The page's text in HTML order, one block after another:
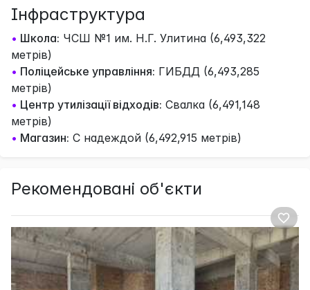
Інфраструктура
• Школа: ЧСШ №1 им. Н.Г. Улитина (6,493,322
метрів)
• Поліцейське управління: ГИБДД (6,493,285
метрів)
• Центр утилізації відходів: Свалка (6,491,148
метрів)
• Магазин: С надеждой (6,492,915 метрів)
Рекомендовані об'єкти